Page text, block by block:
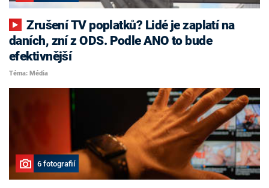
Zrušení TV poplatků? Lidé je zaplatí na
daních, zní z ODS. Podle ANO to bude
efektivnější
Téma: Média
6 fotografií